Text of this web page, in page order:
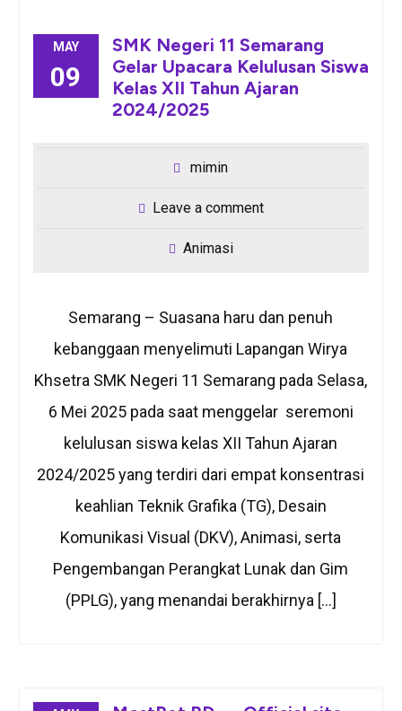
MAY
09
SMK Negeri 11 Semarang
Gelar Upacara Kelulusan Siswa
Kelas XII Tahun Ajaran
2024/2025
mimin
Leave a comment
Animasi
Semarang – Suasana haru dan penuh
kebanggaan menyelimuti Lapangan Wirya
Khsetra SMK Negeri 11 Semarang pada Selasa,
6 Mei 2025 pada saat menggelar seremoni
kelulusan siswa kelas XII Tahun Ajaran
2024/2025 yang terdiri dari empat konsentrasi
keahlian Teknik Grafika (TG), Desain
Komunikasi Visual (DKV), Animasi, serta
Pengembangan Perangkat Lunak dan Gim
(PPLG), yang menandai berakhirnya […]